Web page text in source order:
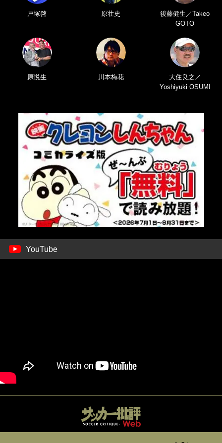
戸塚啓 原壮史
後藤健生／Takeo
GOTO
原悦生 川本梅花
大住良之／
Yoshiyuki OSUMI
YouTube